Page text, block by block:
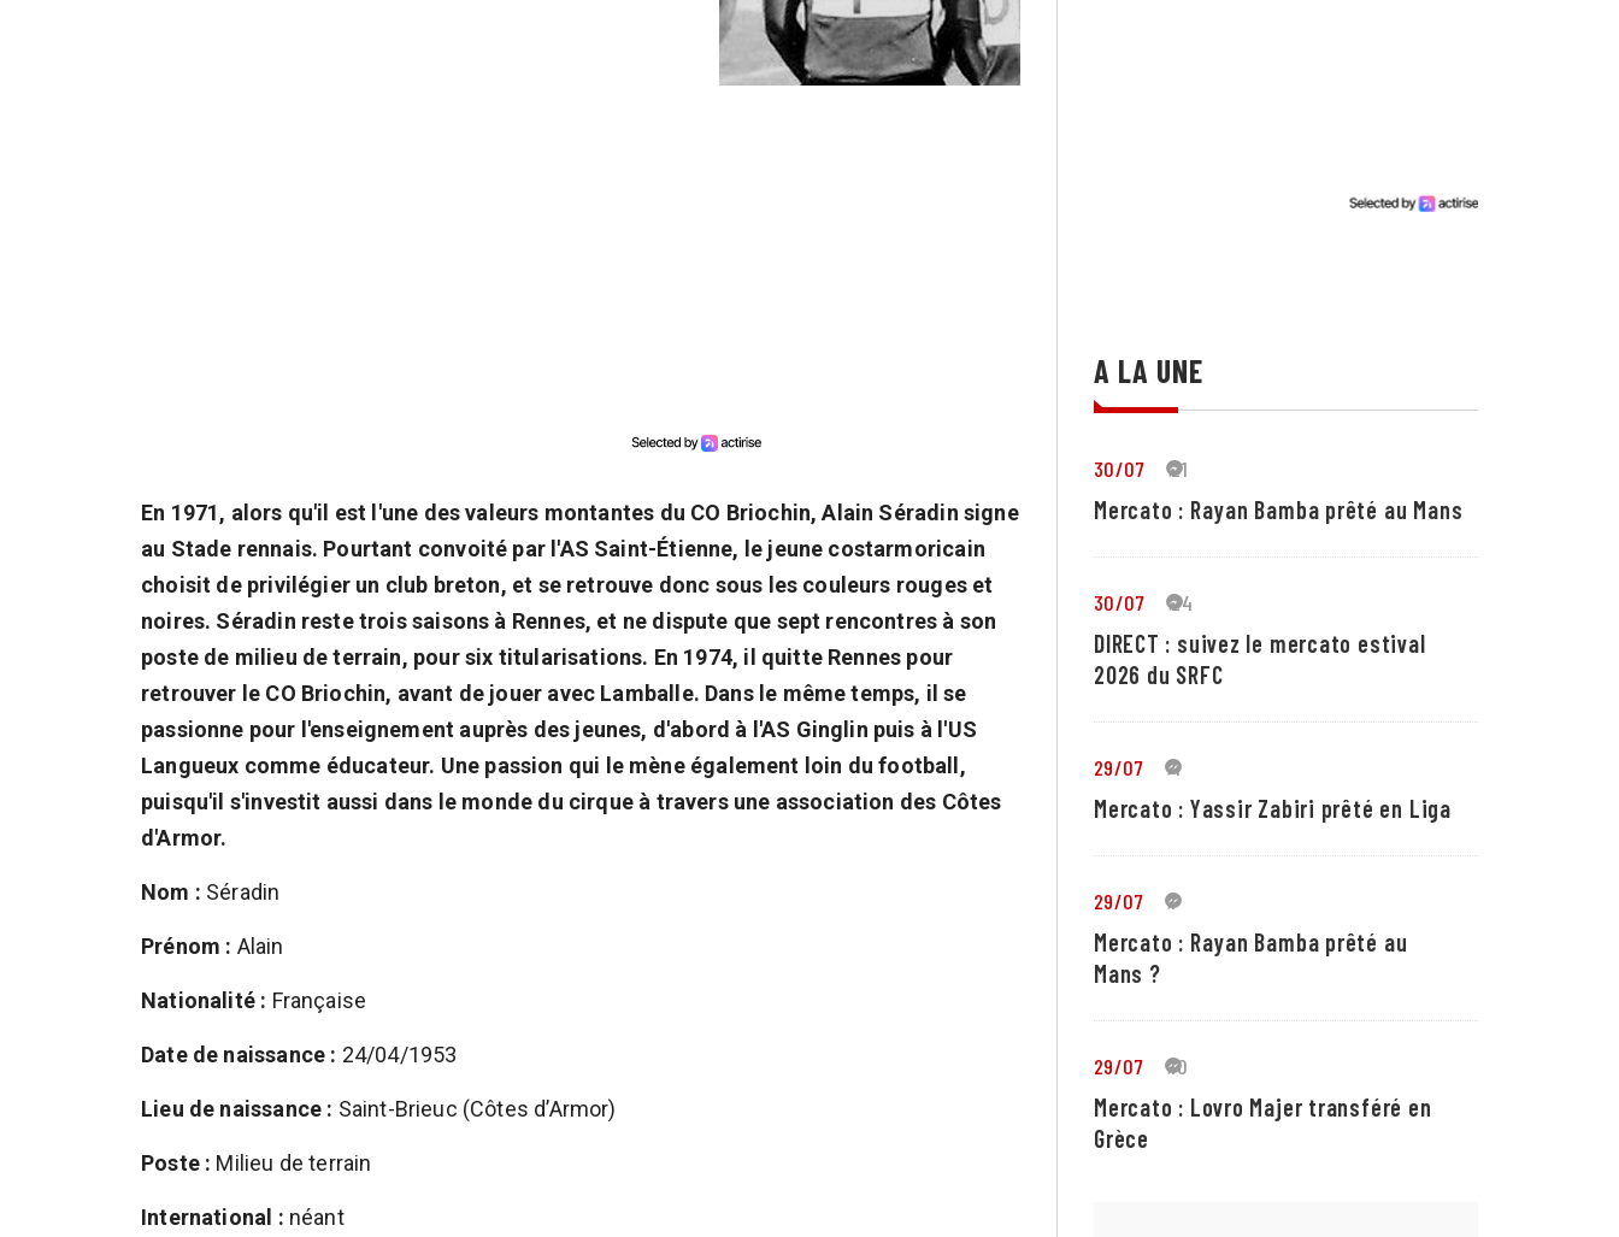
En 1971, alors qu'il est l'une des valeurs montantes du CO Briochin, Alain Séradin signe
au Stade rennais. Pourtant convoité par l'AS Saint-Étienne, le jeune costarmoricain
choisit de privilégier un club breton, et se retrouve donc sous les couleurs rouges et
noires. Séradin reste trois saisons à Rennes, et ne dispute que sept rencontres à son
poste de milieu de terrain, pour six titularisations. En 1974, il quitte Rennes pour
retrouver le CO Briochin, avant de jouer avec Lamballe. Dans le même temps, il se
passionne pour l'enseignement auprès des jeunes, d'abord à l'AS Ginglin puis à l'US
Langueux comme éducateur. Une passion qui le mène également loin du football,
puisqu'il s'investit aussi dans le monde du cirque à travers une association des Côtes
d'Armor.
Nom : Séradin
Prénom : Alain
Nationalité : Française
Date de naissance : 24/04/1953
Lieu de naissance : Saint-Brieuc (Côtes d’Armor)
Poste : Milieu de terrain
International : néant
A LA UNE
30/07 21
Mercato : Rayan Bamba prêté au Mans
30/07 24
DIRECT : suivez le mercato estival
2026 du SRFC
29/07 4
Mercato : Yassir Zabiri prêté en Liga
29/07 1
Mercato : Rayan Bamba prêté au
Mans ?
29/07 10
Mercato : Lovro Majer transféré en
Grèce